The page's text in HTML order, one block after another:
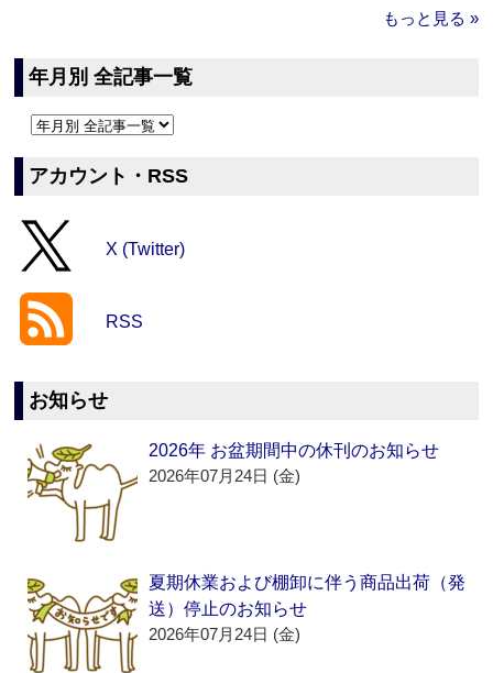
もっと見る »
年月別 全記事一覧
アカウント・RSS
X (Twitter)
RSS
お知らせ
2026年 お盆期間中の休刊のお知らせ
2026年07月24日 (金)
夏期休業および棚卸に伴う商品出荷（発
送）停止のお知らせ
2026年07月24日 (金)